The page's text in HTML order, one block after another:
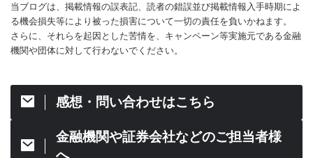
当ブログは、掲載情報の誤表記、読者の錯誤並び掲載情報入手時期によ
る機会損失等により被った損害について一切の責任を負いかねます。
さらに、それらを起因とした苦情を、キャンペーン等実施元である金融
機関や団体に対して行わないでください。
感想・問い合わせはこちら
金融機関や証券会社などのご担当者様
へ